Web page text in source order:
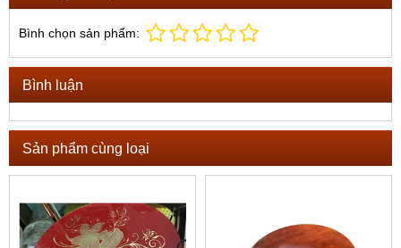
Bình chọn sản phẩm:
Bình luận
Sản phẩm cùng loại